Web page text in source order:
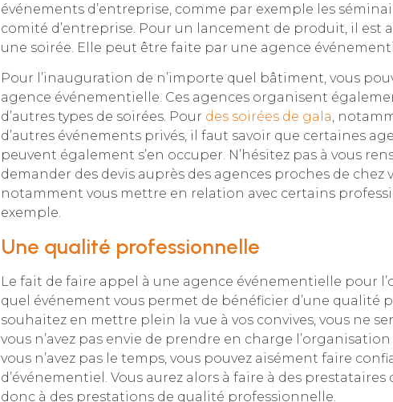
événements d’entreprise, comme par exemple les
comité d’entreprise. Pour un lancement de produit, il est
une soirée. Elle peut être faite par une agence
Pour l’inauguration de n’importe quel bâtiment, vous
agence événementielle. Ces agences organisent
d’autres types de soirées. Pour des soirées de gala,
d’autres événements privés, il faut savoir que certaines
peuvent également s’en occuper. N’hésitez pas à vous
demander des devis auprès des agences proches de chez
notamment vous mettre en relation avec certains
exemple.
Une qualité professionnelle
Le fait de faire appel à une agence événementielle pour
quel événement vous permet de bénéficier d’une qualité
souhaitez en mettre plein la vue à vos convives, vous ne
vous n’avez pas envie de prendre en charge
vous n’avez pas le temps, vous pouvez aisément faire
d’événementiel. Vous aurez alors à faire à des prestataires
donc à des prestations de qualité professionnelle.